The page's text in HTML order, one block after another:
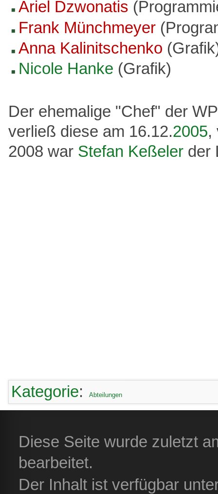
Ariel Dzwonatis
Frank Münchmeyer
Anna Kalinitschenko
Nicole Hanke (Grafik)
Der ehemalige "Chef" der
verließ diese am 16.12.2005,
2008 war Stefan Keßeler der
Kategorie: Abteilungen
Diese Seite wurde zuletzt
bearbeitet.
Der Inhalt ist verfügbar